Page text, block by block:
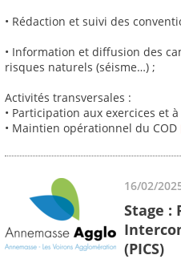
• Rédaction et suivi des
• Information et diffusion des
risques naturels (séisme…) ;
Activités transversales :
• Participation aux exercices et
• Maintien opérationnel du COD
16/02/
Stage :
(PICS)